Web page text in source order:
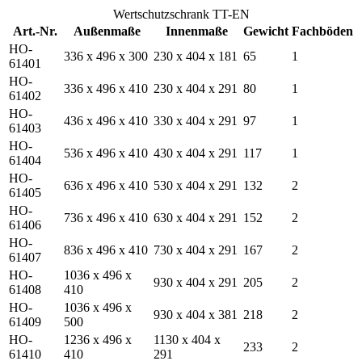
Wertschutzschrank TT-EN
Art.-Nr.
Außenmaße Innenmaße Gewicht Fachböden
HO-
61401
336 x 496 x 300 230 x 404 x 181 65
1
HO-
61402
336 x 496 x 410 230 x 404 x 291 80
1
HO-
61403
436 x 496 x 410 330 x 404 x 291 97
1
HO-
61404
536 x 496 x 410 430 x 404 x 291 117
1
HO-
61405
636 x 496 x 410 530 x 404 x 291 132
2
HO-
61406
736 x 496 x 410 630 x 404 x 291 152
2
HO-
61407
836 x 496 x 410 730 x 404 x 291 167
2
HO-
61408
1036 x 496 x
410
930 x 404 x 291 205
2
HO-
61409
1036 x 496 x
500
930 x 404 x 381 218
2
HO-
61410
1236 x 496 x
410
1130 x 404 x
291
233 2